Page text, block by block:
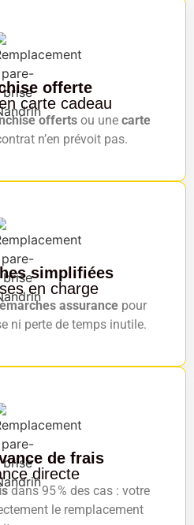
offerte
carte cadeau
offerts ou une carte
n’en prévoit pas.
simplifiées
en charge
assurance pour
ni perte de temps inutile.
de frais
directe
dans 95 % des cas : votre
le remplacement